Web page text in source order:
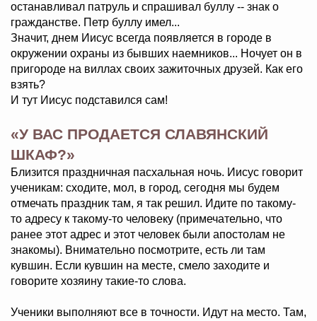
останавливал патруль и спрашивал буллу -- знак о
гражданстве. Петр буллу имел...
Значит, днем Иисус всегда появляется в городе в
окружении охраны из бывших наемников... Ночует он в
пригороде на виллах своих зажиточных друзей. Как его
взять?
И тут Иисус подставился сам!
«У ВАС ПРОДАЕТСЯ СЛАВЯНСКИЙ
ШКАФ?»
Близится праздничная пасхальная ночь. Иисус говорит
ученикам: сходите, мол, в город, сегодня мы будем
отмечать праздник там, я так решил. Идите по такому-
то адресу к такому-то человеку (примечательно, что
ранее этот адрес и этот человек были апостолам не
знакомы). Внимательно посмотрите, есть ли там
кувшин. Если кувшин на месте, смело заходите и
говорите хозяину такие-то слова.
Ученики выполняют все в точности. Идут на место. Там,